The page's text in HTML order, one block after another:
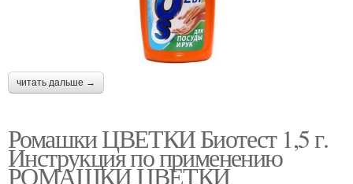
читать дальше →
Ромашки ЦВЕТКИ Биотест 1,5 г.
Инструкция по применению
РОМАШКИ ЦВЕТКИ